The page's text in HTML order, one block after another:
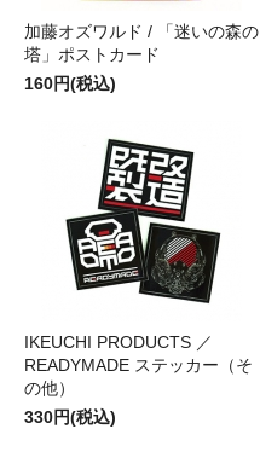
加藤オズワルド / 「迷いの森の
塔」ポストカード
160円(税込)
IKEUCHI PRODUCTS ／
READYMADE ステッカー（そ
の他）
330円(税込)